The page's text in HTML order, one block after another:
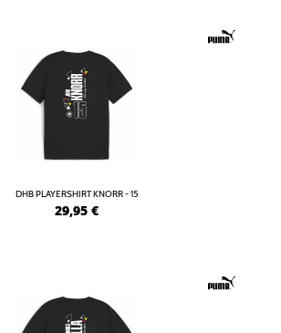
DHB PLAYERSHIRT KNORR - 15
29,95 €